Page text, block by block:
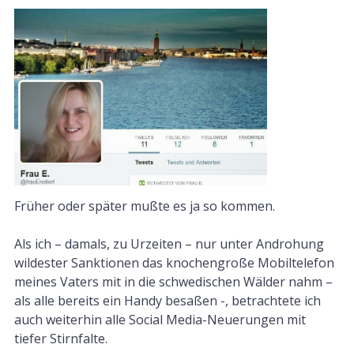
Früher oder später mußte es ja so kommen.
Als ich – damals, zu Urzeiten – nur unter Androhung
wildester Sanktionen das knochengroße Mobiltelefon
meines Vaters mit in die schwedischen Wälder nahm –
als alle bereits ein Handy besaßen -, betrachtete ich
auch weiterhin alle Social Media-Neuerungen mit
tiefer Stirnfalte.